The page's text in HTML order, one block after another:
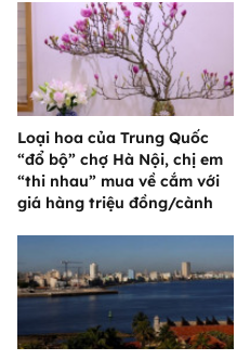
Loại hoa của Trung Quốc
“đổ bộ” chợ Hà Nội, chị em
“thi nhau” mua về cắm với
giá hàng triệu đồng/cành